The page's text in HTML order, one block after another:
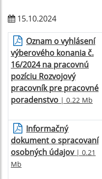
15.10.2024
Oznam o vyhlásení
výberového konania č.
16/2024 na pracovnú
pozíciu Rozvojový
pracovník pre pracovné
poradenstvo | 0.22 Mb
Informačný
dokument o spracovaní
osobných údajov| 0.21
Mb